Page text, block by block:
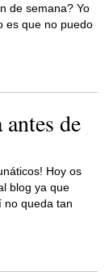
de semana? Yo
es que no puedo
de
Hoy os
blog ya que
no queda tan